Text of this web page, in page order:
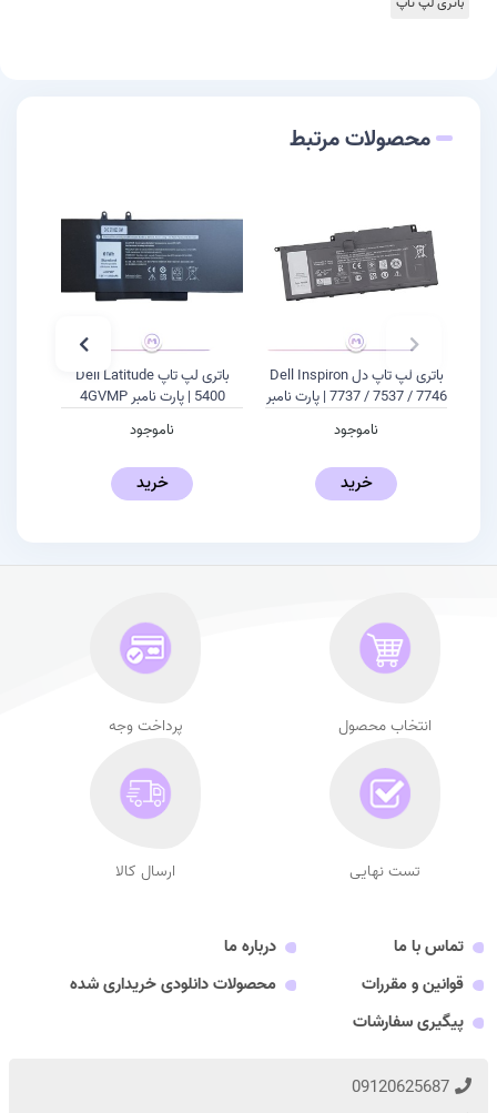
محصولات مرتبط
باتری لپ تاپ دل Dell Inspiron
7737 / 7537 / 7746 | پارت نامبر
F7HVR
ناموجود
خرید
باتری لپ تاپ Dell Latitude
5400 | پارت نامبر 4GVMP
ناموجود
خرید
انتخاب محصول پرداخت وجه
تست نهایی ارسال کالا
تماس با ما
درباره ما
قوانین و مقررات
محصولات دانلودی خریداری شده
پیگیری سفارشات
09120625687